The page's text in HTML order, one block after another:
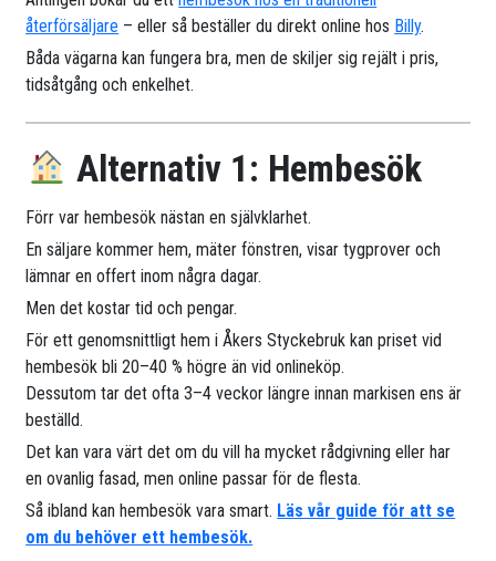
återförsäljare – eller så beställer du direkt online hos Billy.
Båda vägarna kan fungera bra, men de skiljer sig rejält i pris,
tidsåtgång och enkelhet.
Alternativ 1: Hembesök
Förr var hembesök nästan en självklarhet.
En säljare kommer hem, mäter fönstren, visar tygprover och
lämnar en offert inom några dagar.
Men det kostar tid och pengar.
För ett genomsnittligt hem i Åkers Styckebruk kan priset vid
hembesök bli 20–40 % högre än vid onlineköp.
Dessutom tar det ofta 3–4 veckor längre innan markisen ens är
beställd.
Det kan vara värt det om du vill ha mycket rådgivning eller har
en ovanlig fasad, men online passar för de flesta.
Så ibland kan hembesök vara smart. Läs vår guide för att se
om du behöver ett hembesök.